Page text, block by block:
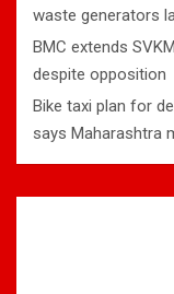
waste generators
BMC extends
despite opposition
Bike taxi plan for
says Maharashtra